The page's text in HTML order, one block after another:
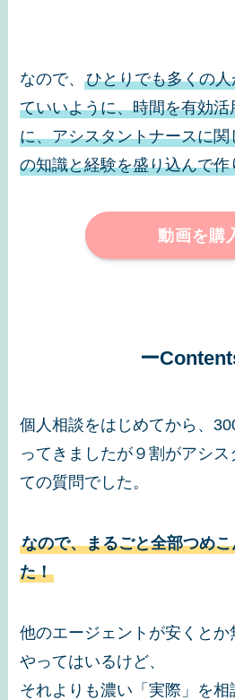
なので、ひとりでも多くの
ていいように、時間を有効
に、アシスタントナースに
の知識と経験を盛り込んで作
動画を購
ー
個人相談をはじめてから、
ってきましたが９割がアシ
ての質問でした。
なので、まるごと全部つめ
た！
他のエージェントが安くと
やってはいるけど、
それよりも濃い「実際」を